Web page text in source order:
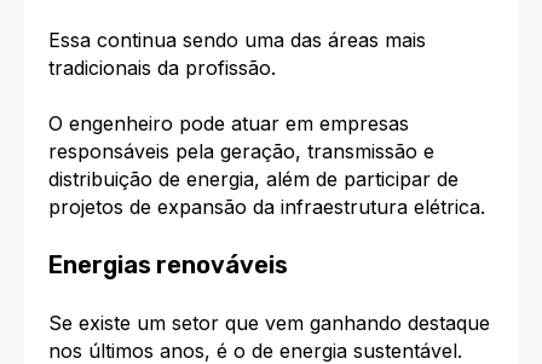
Essa continua sendo uma das áreas mais
tradicionais da profissão.
O engenheiro pode atuar em empresas
responsáveis pela geração, transmissão e
distribuição de energia, além de participar de
projetos de expansão da infraestrutura elétrica.
Energias renováveis
Se existe um setor que vem ganhando destaque
nos últimos anos, é o de energia sustentável.